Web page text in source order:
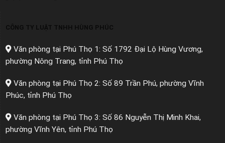
CÔNG TY LUẬT TNHH HÙNG PHÚC
Văn phòng tại Phú Thọ 1: Số 1792 Đại Lộ Hùng Vương,
phường Nông Trang, tỉnh Phú Thọ
Văn phòng tại Phú Thọ 2: Số 89 Trần Phú, phường Vĩnh
Phúc, tỉnh Phú Thọ
Văn phòng tại Phú Thọ 3: Số 86 Nguyễn Thị Minh Khai,
phường Vĩnh Yên, tỉnh Phú Thọ